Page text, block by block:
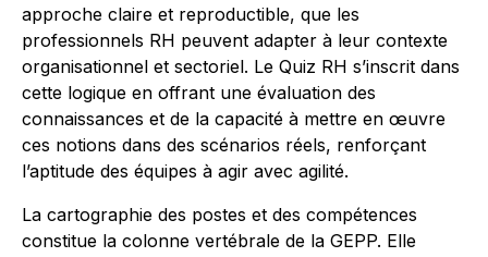
approche claire et reproductible, que les
professionnels RH peuvent adapter à leur contexte
organisationnel et sectoriel. Le Quiz RH s’inscrit dans
cette logique en offrant une évaluation des
connaissances et de la capacité à mettre en œuvre
ces notions dans des scénarios réels, renforçant
l’aptitude des équipes à agir avec agilité.
La cartographie des postes et des compétences
constitue la colonne vertébrale de la GEPP. Elle